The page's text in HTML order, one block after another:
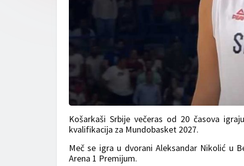
Košarkaši Srbije večeras od 20 časova
kvalifikacija za Mundobasket 2027.
Meč se igra u dvorani Aleksandar Nikolić u
Arena 1 Premijum.